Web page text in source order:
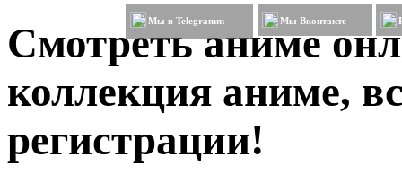
Смотреть аниме
коллекция аниме,
регистрации!
Мы в Telegramm Мы Вконтакте